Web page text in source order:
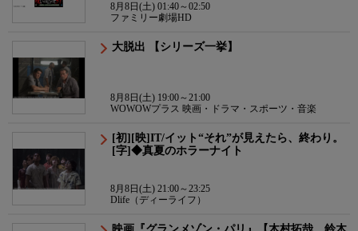
8月8日(土) 01:40～02:50
ファミリー劇場HD
大脱出 【シリーズ一挙】
8月8日(土) 19:00～21:00
WOWOWプラス 映画・ドラマ・スポーツ・音楽
[初][映]IT/イット“それ”が見えたら、終わり。
[字]◆真夏のホラーナイト
8月8日(土) 21:00～23:25
Dlife（ディーライフ）